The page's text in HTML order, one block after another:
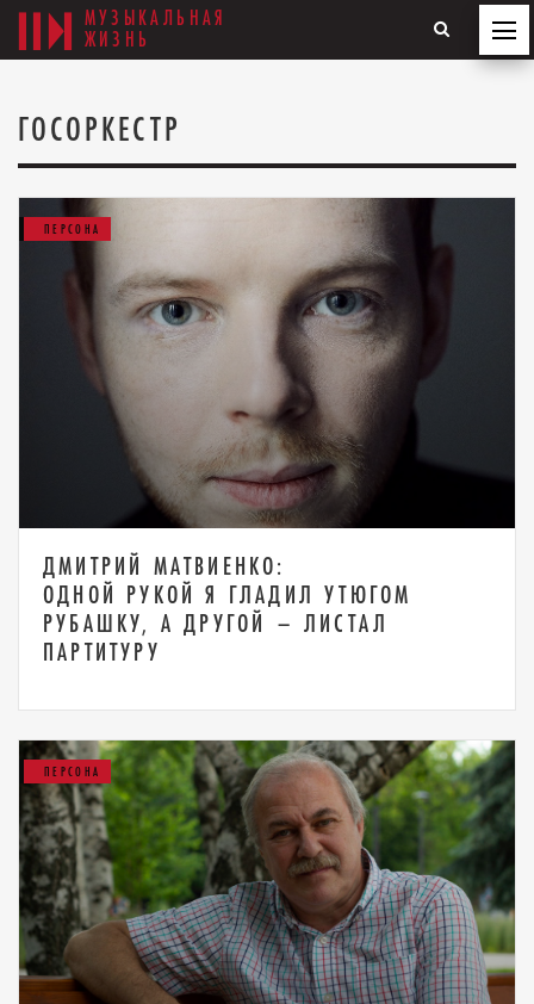
МУЗЫКАЛЬНАЯ
ЖИЗНЬ
ГОСОРКЕСТР
ПЕРСОНА
ДМИТРИЙ МАТВИЕНКО:
ОДНОЙ РУКОЙ Я ГЛАДИЛ УТЮГОМ
РУБАШКУ, А ДРУГОЙ – ЛИСТАЛ
ПАРТИТУРУ
ПЕРСОНА